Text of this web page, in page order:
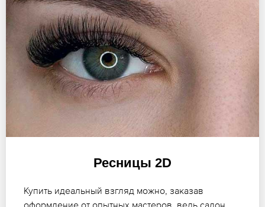
Ресницы 2D
Купить идеальный взгляд можно, заказав
оформление от опытных мастеров, ведь салон